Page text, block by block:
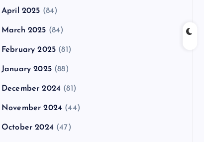
April 2025 (84)
March 2025 (84)
February 2025 (81)
January 2025(88)
December 2024 (81)
November 2024 (44)
October 2024 (47)